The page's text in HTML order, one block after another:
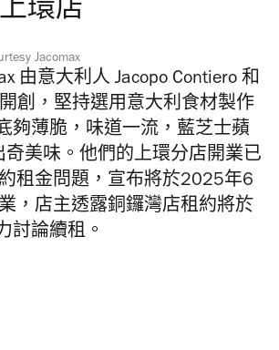
環店
Jacomax
由意大利人 Jacopo Contiero 和
創， 堅持選用意大利食材製作
夠薄脆，味道一流， 藍芝士蘋
奇美味。他們的上環分店開業已
租金問題，宣布將於2025年6
，店主透露銅鑼灣店租約將於
討論續租。